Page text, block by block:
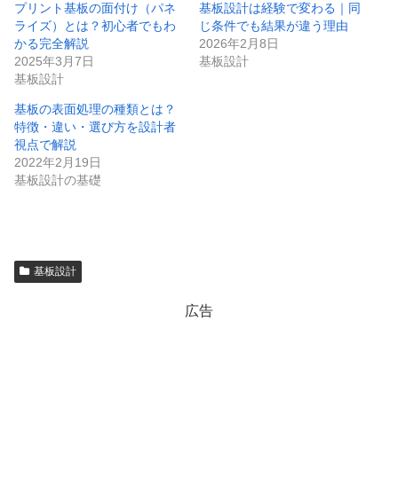
プリント基板の面付け（パネ
ライズ）とは？初心者でもわ
かる完全解説
2025年3月7日
基板設計
基板設計は経験で変わる｜同
じ条件でも結果が違う理由
2026年2月8日
基板設計
基板の表面処理の種類とは？
特徴・違い・選び方を設計者
視点で解説
2022年2月19日
基板設計の基礎
基板設計
広告